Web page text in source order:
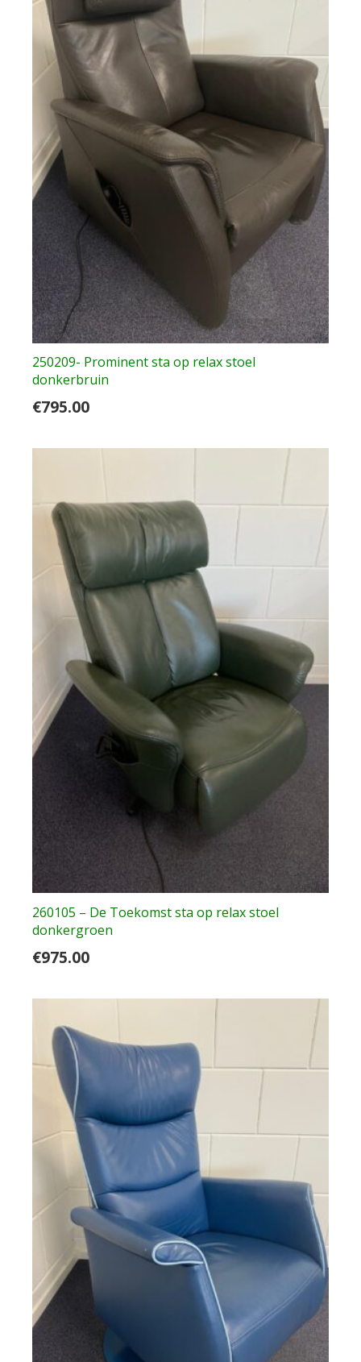
250209- Prominent sta op relax stoel
donkerbruin
€795.00
260105 – De Toekomst sta op relax stoel
donkergroen
€975.00